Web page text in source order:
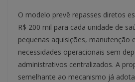
O modelo prevê repasses diretos
R$ 200 mil para cada unidade de
pequenas aquisições, manutenção
necessidades operacionais sem
administrativos centralizados. A
semelhante ao mecanismo já